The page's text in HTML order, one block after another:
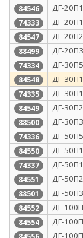
84546 ДГ-
74333 ДГ-
84547 ДГ-
88499 ДГ-
74334 ДГ-
84548 ДГ-
74335 ДГ-
84549 ДГ-
88500 ДГ-
74336 ДГ-
84550 ДГ-
74337 ДГ-
84551 ДГ-
88501 ДГ-
84552 ДГ-
84554 ДГ-
ДГ-